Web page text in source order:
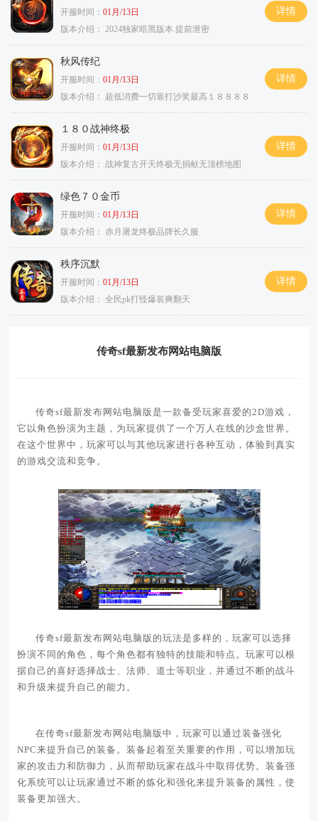
开服时间： 01月/13日
版本介绍： 2024独家暗黑版本.提前泄密
详情
秋风传纪
开服时间： 01月/13日
版本介绍：
超低消费一切靠打沙奖最高１８８８８
详情
１８０战神终极
开服时间： 01月/13日
版本介绍： 战神复古开天终极无捐献无顶榜地图
详情
绿色７０金币
开服时间： 01月/13日
版本介绍： 赤月屠龙终极品牌长久服
详情
秩序沉默
开服时间： 01月/13日
版本介绍： 全民pk打怪爆装爽翻天
详情
传奇sf最新发布网站电脑版
传奇sf最新发布网站电脑版是一款备受玩家喜爱的2D游戏，
它以角色扮演为主题，为玩家提供了一个万人在线的沙盒世界。
在这个世界中，玩家可以与其他玩家进行各种互动，体验到真实
的游戏交流和竞争。
传奇sf最新发布网站电脑版的玩法是多样的，玩家可以选择
扮演不同的角色，每个角色都有独特的技能和特点。玩家可以根
据自己的喜好选择战士、法师、道士等职业，并通过不断的战斗
和升级来提升自己的能力。
在传奇sf最新发布网站电脑版中，玩家可以通过装备强化
NPC来提升自己的装备。装备起着至关重要的作用，可以增加玩
家的攻击力和防御力，从而帮助玩家在战斗中取得优势。装备强
化系统可以让玩家通过不断的炼化和强化来提升装备的属性，使
装备更加强大。